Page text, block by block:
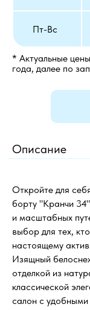
Пт-Вс
Описание
* Актуальные
года, далее по
Откройте для
борту "Кранчи
и масштабных
выбор для тех,
настоящему
Изящный
отделкой из
классической
салон с